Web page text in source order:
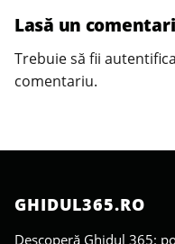
Lasă un
Trebuie să fii
comentariu.
GHIDUL365.RO
Descoperă Ghidul 365: